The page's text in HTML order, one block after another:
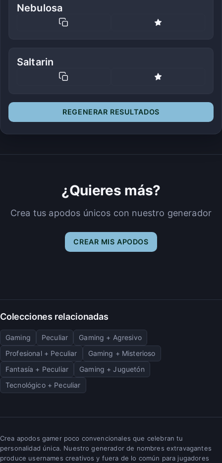
Nebulosa
Saltarin
REGENERAR RESULTADOS
¿Quieres más?
Crea tus apodos únicos con nuestro generador
CREAR MIS APODOS
Colecciones relacionadas
Gaming Peculiar
Gaming + Agresivo
Profesional + Peculiar
Gaming + Misterioso
Fantasía + Peculiar
Gaming + Juguetón
Tecnológico + Peculiar
Crea apodos gamer poco convencionales que celebran tu
personalidad única. Nuestro generador de nombres extravagantes
produce usernames creativos y fuera de lo común para jugadores